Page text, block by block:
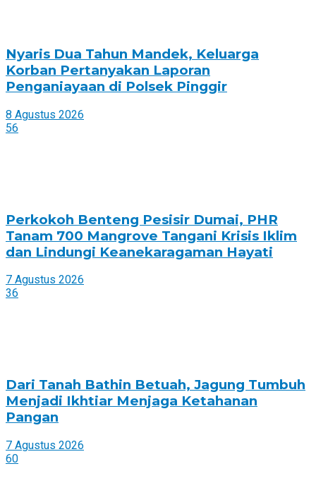
Nyaris Dua Tahun Mandek, Keluarga
Korban Pertanyakan Laporan
Penganiayaan di Polsek Pinggir
8 Agustus 2026
56
Perkokoh Benteng Pesisir Dumai, PHR
Tanam 700 Mangrove Tangani Krisis Iklim
dan Lindungi Keanekaragaman Hayati
7 Agustus 2026
36
Dari Tanah Bathin Betuah, Jagung Tumbuh
Menjadi Ikhtiar Menjaga Ketahanan
Pangan
7 Agustus 2026
60